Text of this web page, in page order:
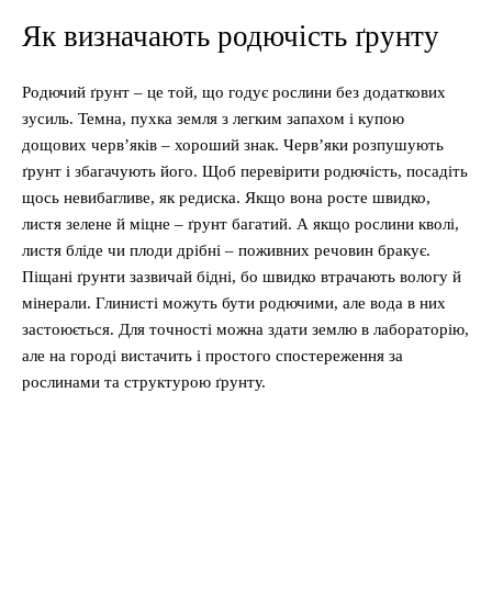
Як визначають родючість ґрунту
Родючий ґрунт – це той, що годує рослини без додаткових
зусиль. Темна, пухка земля з легким запахом і купою
дощових черв’яків – хороший знак. Черв’яки розпушують
ґрунт і збагачують його. Щоб перевірити родючість, посадіть
щось невибагливе, як редиска. Якщо вона росте швидко,
листя зелене й міцне – ґрунт багатий. А якщо рослини кволі,
листя бліде чи плоди дрібні – поживних речовин бракує.
Піщані ґрунти зазвичай бідні, бо швидко втрачають вологу й
мінерали. Глинисті можуть бути родючими, але вода в них
застоюється. Для точності можна здати землю в лабораторію,
але на городі вистачить і простого спостереження за
рослинами та структурою ґрунту.